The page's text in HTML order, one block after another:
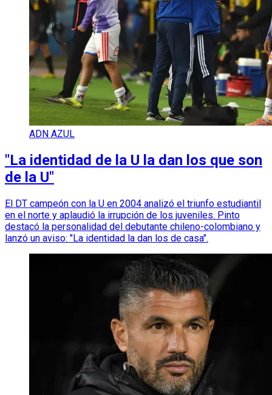
ADN AZUL
"La identidad de la U la dan los que son
de la U"
El DT campeón con la U en 2004 analizó el triunfo estudiantil
en el norte y aplaudió la irrupción de los juveniles. Pinto
destacó la personalidad del debutante chileno-colombiano y
lanzó un aviso: "La identidad la dan los de casa".